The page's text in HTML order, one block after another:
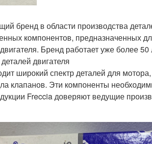
бренд в области производства
компонентов, предназначенных
Бренд работает уже более
двигателя
широкий спектр деталей для
клапанов. Эти компоненты
Freccia доверяют ведущие